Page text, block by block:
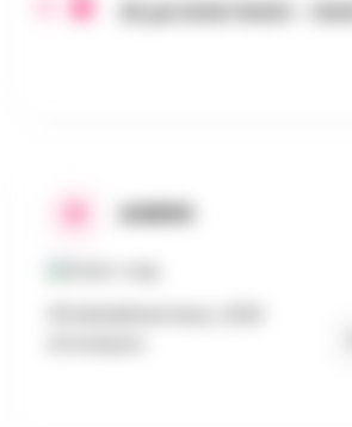
ADRES